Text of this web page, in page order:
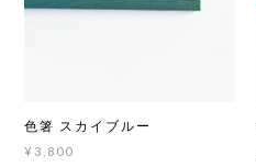
色箸 スカイブルー
¥3,800